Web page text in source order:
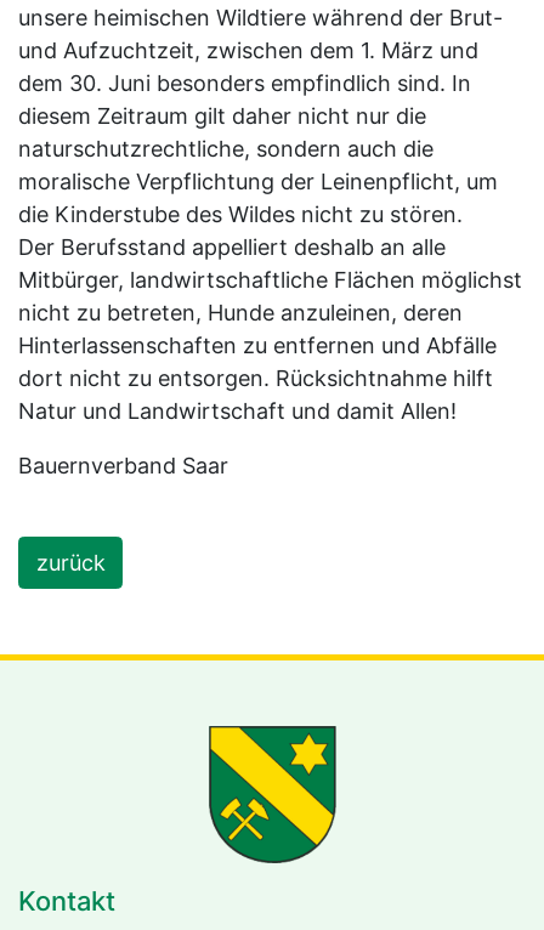
unsere heimischen Wildtiere während der Brut-
und Aufzuchtzeit, zwischen dem 1. März und
dem 30. Juni besonders empfindlich sind. In
diesem Zeitraum gilt daher nicht nur die
naturschutzrechtliche, sondern auch die
moralische Verpflichtung der Leinenpflicht, um
die Kinderstube des Wildes nicht zu stören.
Der Berufsstand appelliert deshalb an alle
Mitbürger, landwirtschaftliche Flächen möglichst
nicht zu betreten, Hunde anzuleinen, deren
Hinterlassenschaften zu entfernen und Abfälle
dort nicht zu entsorgen. Rücksichtnahme hilft
Natur und Landwirtschaft und damit Allen!
Bauernverband Saar
zurück
Kontakt